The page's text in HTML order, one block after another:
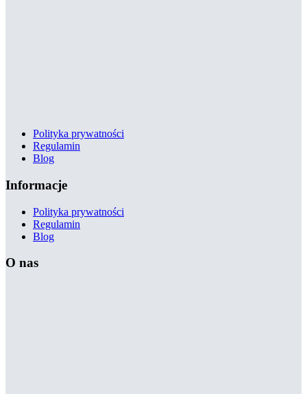
Polityka prywatności
Regulamin
Blog
Informacje
Polityka prywatności
Regulamin
Blog
O nas